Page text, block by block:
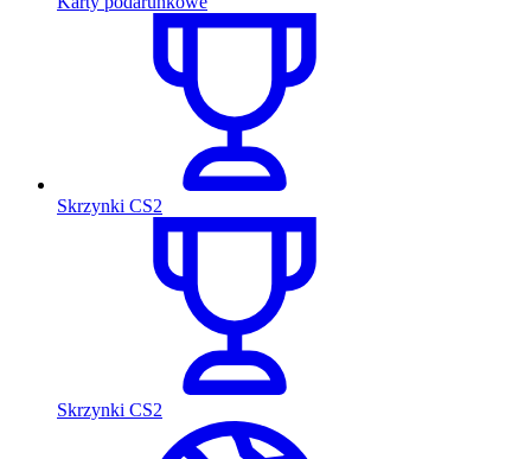
Skrzynki CS2
Skrzynki CS2